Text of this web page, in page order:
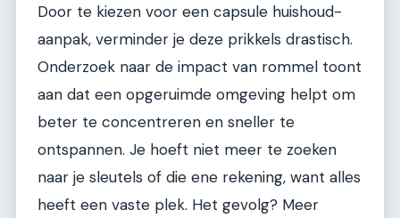
Door te kiezen voor een capsule huishoud-
aanpak, verminder je deze prikkels drastisch.
Onderzoek naar de impact van rommel toont
aan dat een opgeruimde omgeving helpt om
beter te concentreren en sneller te
ontspannen. Je hoeft niet meer te zoeken
naar je sleutels of die ene rekening, want alles
heeft een vaste plek. Het gevolg? Meer